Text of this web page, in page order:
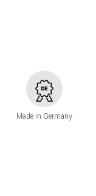
Made in Germany